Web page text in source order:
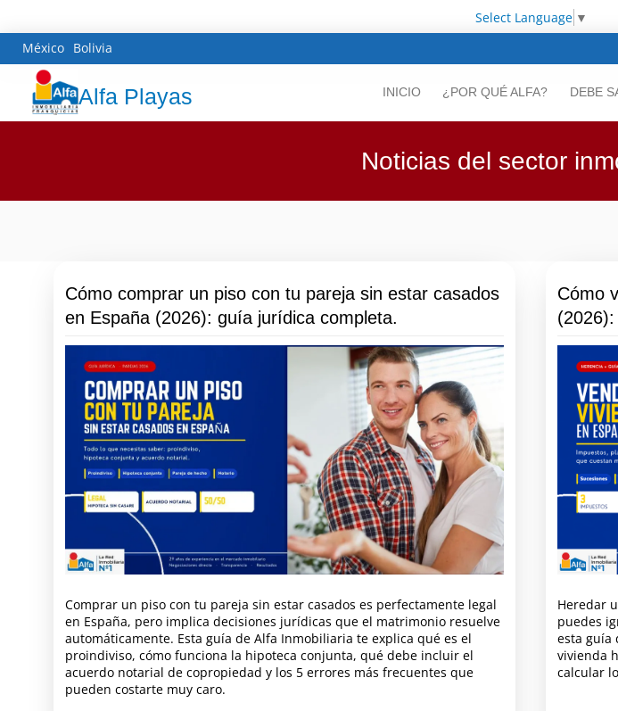
Select Language ▼
México Bolivia
Alfa Playas INICIO ¿POR QUÉ ALFA? DEBE
Noticias del sector
Cómo comprar un piso con tu pareja sin estar casados
en España (2026): guía jurídica completa.
Comprar un piso con tu pareja sin estar casados es perfectamente legal
en España, pero implica decisiones jurídicas que el matrimonio resuelve
automáticamente. Esta guía de Alfa Inmobiliaria te explica qué es el
proindiviso, cómo funciona la hipoteca conjunta, qué debe incluir el
acuerdo notarial de copropiedad y los 5 errores más frecuentes que
pueden costarte muy caro.
Cómo
Heredar
puedes
esta guía
vivienda
calcular